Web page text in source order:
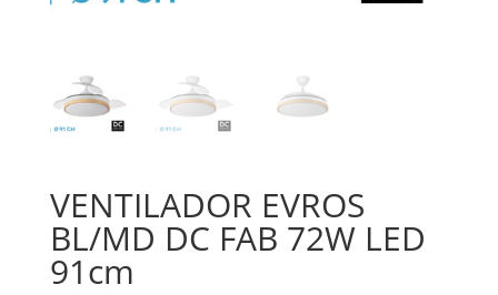
VENTILADOR EVROS
BL/MD DC FAB 72W LED
91cm